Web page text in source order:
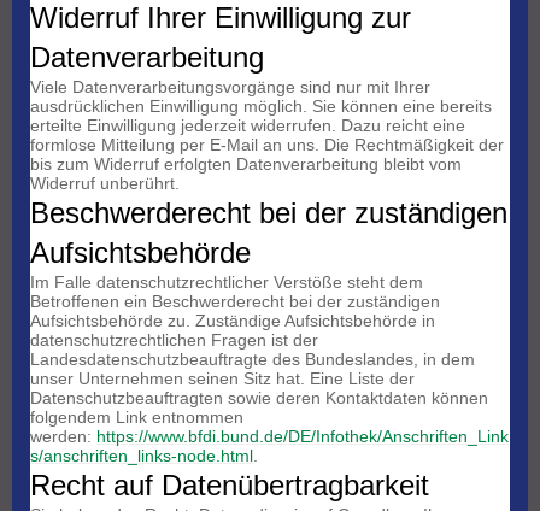
Widerruf Ihrer Einwilligung zur
Datenverarbeitung
Viele Datenverarbeitungsvorgänge sind nur mit Ihrer
ausdrücklichen Einwilligung möglich. Sie können eine bereits
erteilte Einwilligung jederzeit widerrufen. Dazu reicht eine
formlose Mitteilung per E-Mail an uns. Die Rechtmäßigkeit der
bis zum Widerruf erfolgten Datenverarbeitung bleibt vom
Widerruf unberührt.
Beschwerderecht bei der zuständigen
Aufsichtsbehörde
Im Falle datenschutzrechtlicher Verstöße steht dem
Betroffenen ein Beschwerderecht bei der zuständigen
Aufsichtsbehörde zu. Zuständige Aufsichtsbehörde in
datenschutzrechtlichen Fragen ist der
Landesdatenschutzbeauftragte des Bundeslandes, in dem
unser Unternehmen seinen Sitz hat. Eine Liste der
Datenschutzbeauftragten sowie deren Kontaktdaten können
folgendem Link entnommen
werden: https://www.bfdi.bund.de/DE/Infothek/Anschriften_Link
s/anschriften_links-node.html
Recht auf Datenübertragbarkeit